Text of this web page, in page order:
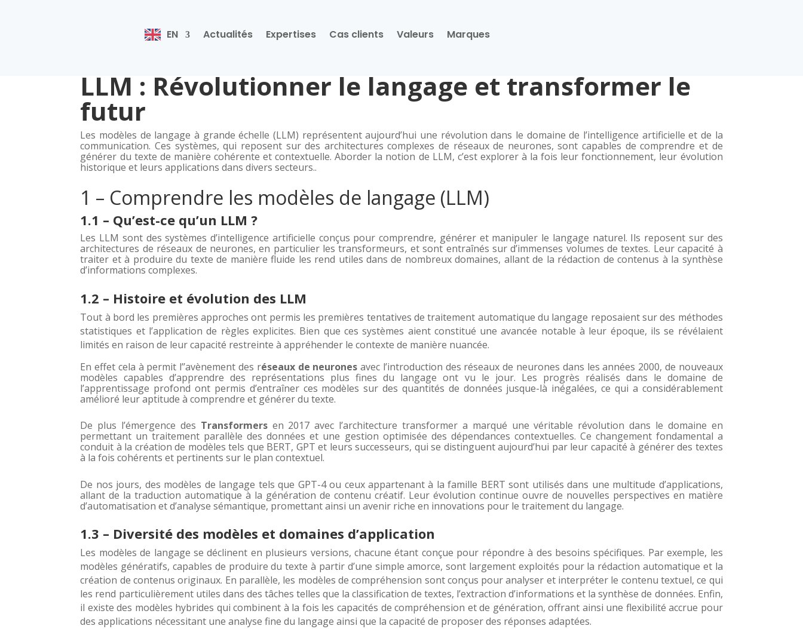
EN Actualités Expertises Cas clients Valeurs Marques
LLM : Révolutionner le langage et transformer le
futur
Les modèles de langage à grande échelle (LLM) représentent aujourd’hui une révolution dans le domaine de l’intelligence artificielle et de la
communication. Ces systèmes, qui reposent sur des architectures complexes de réseaux de neurones, sont capables de comprendre et de
générer du texte de manière cohérente et contextuelle. Aborder la notion de LLM, c’est explorer à la fois leur fonctionnement, leur évolution
historique et leurs applications dans divers secteurs..
1 – Comprendre les modèles de langage (LLM)
1.1 – Qu’est-ce qu’un LLM ?
Les LLM sont des systèmes d’intelligence artificielle conçus pour comprendre, générer et manipuler le langage naturel. Ils reposent sur des
architectures de réseaux de neurones, en particulier les transformeurs, et sont entraînés sur d’immenses volumes de textes. Leur capacité à
traiter et à produire du texte de manière fluide les rend utiles dans de nombreux domaines, allant de la rédaction de contenus à la synthèse
d’informations complexes.
1.2 – Histoire et évolution des LLM
Tout à bord les premières approches ont permis les premières tentatives de traitement automatique du langage reposaient sur des méthodes
statistiques et l’application de règles explicites. Bien que ces systèmes aient constitué une avancée notable à leur époque, ils se révélaient
limités en raison de leur capacité restreinte à appréhender le contexte de manière nuancée.
En effet cela à permit l’’avènement des réseaux de neurones avec l’introduction des réseaux de neurones dans les années 2000, de nouveaux
modèles capables d’apprendre des représentations plus fines du langage ont vu le jour. Les progrès réalisés dans le domaine de
l’apprentissage profond ont permis d’entraîner ces modèles sur des quantités de données jusque-là inégalées, ce qui a considérablement
amélioré leur aptitude à comprendre et générer du texte.
De plus l’émergence des Transformersen 2017 avec l’architecture transformer a marqué une véritable révolution dans le domaine en
permettant un traitement parallèle des données et une gestion optimisée des dépendances contextuelles. Ce changement fondamental a
conduit à la création de modèles tels que BERT, GPT et leurs successeurs, qui se distinguent aujourd’hui par leur capacité à générer des textes
à la fois cohérents et pertinents sur le plan contextuel.
De nos jours, des modèles de langage tels que GPT-4 ou ceux appartenant à la famille BERT sont utilisés dans une multitude d’applications,
allant de la traduction automatique à la génération de contenu créatif. Leur évolution continue ouvre de nouvelles perspectives en matière
d’automatisation et d’analyse sémantique, promettant ainsi un avenir riche en innovations pour le traitement du langage.
1.3 – Diversité des modèles et domaines d’application
Les modèles de langage se déclinent en plusieurs versions, chacune étant conçue pour répondre à des besoins spécifiques. Par exemple, les
modèles génératifs, capables de produire du texte à partir d’une simple amorce, sont largement exploités pour la rédaction automatique et la
création de contenus originaux. En parallèle, les modèles de compréhension sont conçus pour analyser et interpréter le contenu textuel, ce qui
les rend particulièrement utiles dans des tâches telles que la classification de textes, l’extraction d’informations et la synthèse de données. Enfin,
il existe des modèles hybrides qui combinent à la fois les capacités de compréhension et de génération, offrant ainsi une flexibilité accrue pour
des applications nécessitant une analyse fine du langage ainsi que la capacité de proposer des réponses adaptées.